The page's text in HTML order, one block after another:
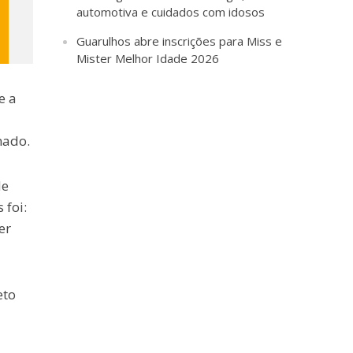
a
foi:
automotiva e cuidados com idosos
Guarulhos abre inscrições para Miss e
Mister Melhor Idade 2026